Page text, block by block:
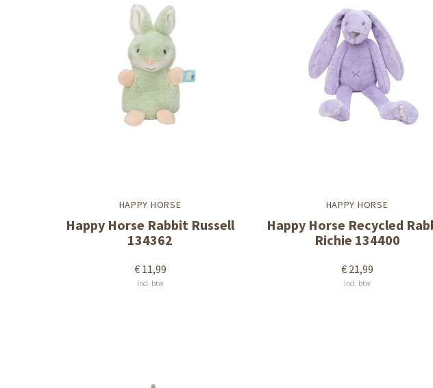
HAPPY HORSE
Happy Horse Rabbit Russell
134362
€ 11,99
Incl. btw
HAPPY HORSE
Happy Horse Recycled
Richie 134400
€ 21,99
Incl. btw